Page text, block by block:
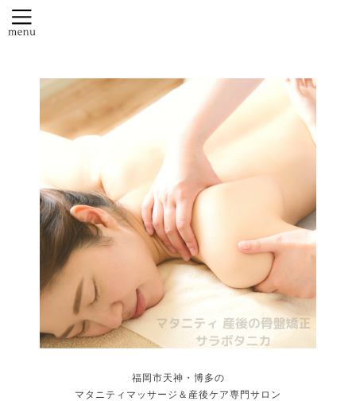
福岡市天神・博多の
マタニティマッサージ＆産後ケア専門サロン